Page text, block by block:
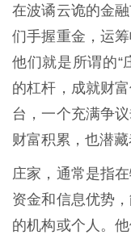
在波谲云诡的金
们手握重金，运
他们就是所谓的“
的杠杆，成就财
台，一个充满争
财富积累，也潜藏
庄家，通常是指
资金和信息优势
的机构或个人。